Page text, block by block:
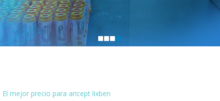
El mejor precio para aricept lixben